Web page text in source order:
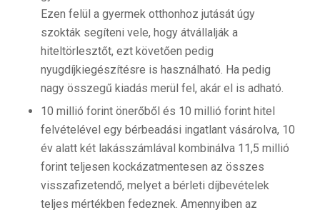
Ezen felül a gyermek otthonhoz jutását úgy
szokták segíteni vele, hogy átvállalják a
hiteltörlesztőt, ezt követően pedig
nyugdíjkiegészítésre is használható. Ha pedig
nagy összegű kiadás merül fel, akár el is adható.
10 millió forint önerőből és 10 millió forint hitel
felvételével egy bérbeadási ingatlant vásárolva, 10
év alatt két lakásszámlával kombinálva 11,5 millió
forint teljesen kockázatmentesen az összes
visszafizetendő, melyet a bérleti díjbevételek
teljes mértékben fedeznek. Amennyiben az